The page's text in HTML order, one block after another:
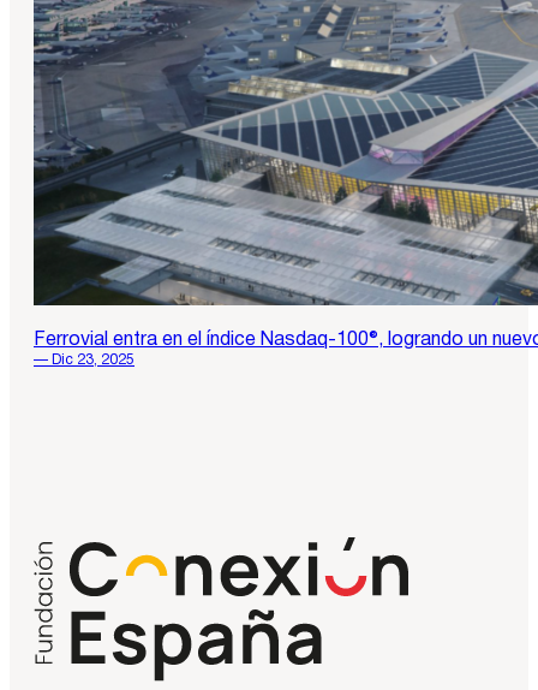
Ferrovial entra en el índice Nasdaq-100®, logrando un
— Dic 23, 2025